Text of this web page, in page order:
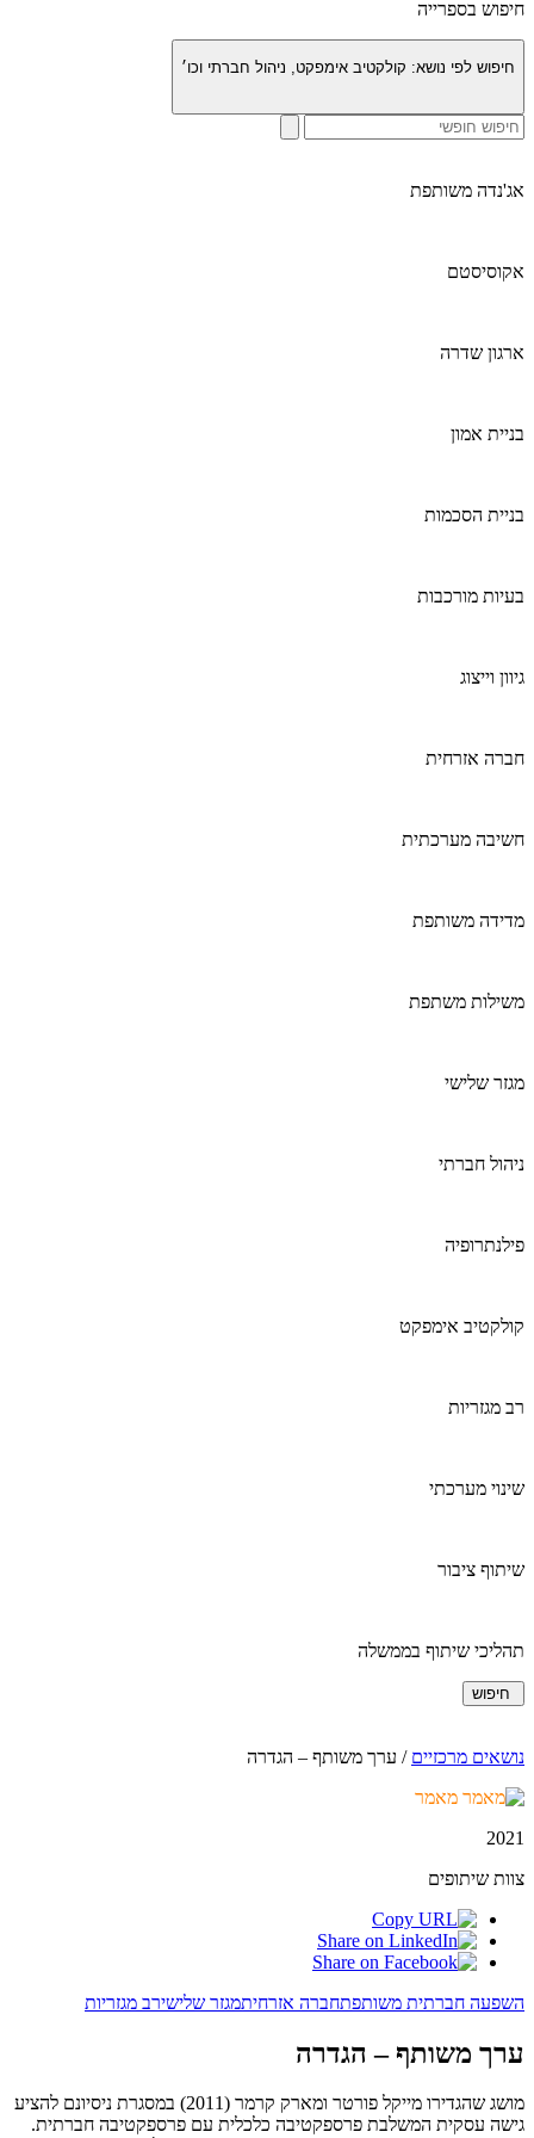
חיפוש בספרייה
חיפוש לפי נושא: קולקטיב אימפקט, ניהול חברתי וכו׳
אג'נדה משותפת
אקוסיסטם
ארגון שדרה
בניית אמון
בניית הסכמות
בעיות מורכבות
גיוון וייצוג
חברה אזרחית
חשיבה מערכתית
מדידה משותפת
משילות משתפת
מגזר שלישי
ניהול חברתי
פילנתרופיה
קולקטיב אימפקט
רב מגזריות
שינוי מערכתי
שיתוף ציבור
תהליכי שיתוף בממשלה
נושאים מרכזיים / ערך משותף – הגדרה
מאמר
2021
צוות שיתופים
השפעה חברתית משותפתחברה אזרחיתמגזר שלישירב מגזריות
ערך משותף – הגדרה
מושג שהגדירו מייקל פורטר ומארק קרמר (2011) במסגרת ניסיונם להציע
גישה עסקית המשלבת פרספקטיבה כלכלית עם פרספקטיבה חברתית.